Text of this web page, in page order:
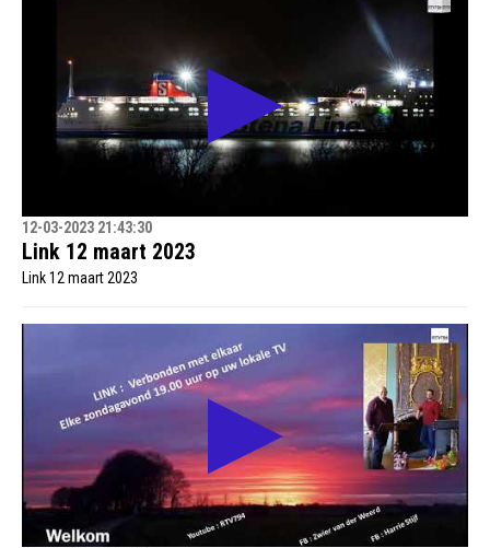
12-03-2023 21:43:30
Link 12 maart 2023
Link 12 maart 2023